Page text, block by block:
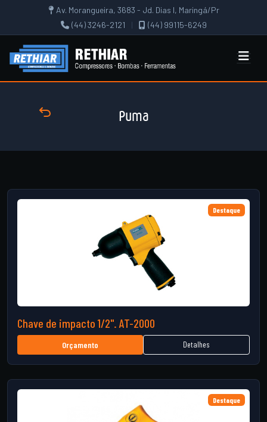
Av. Morangueira, 3683 - Jd. Dias I, Maringá/Pr
(44) 3246-2121
| (44) 99115-6249
Puma
Destaque
Chave de impacto 1/2". AT-2000
Orçamento Detalhes
Destaque